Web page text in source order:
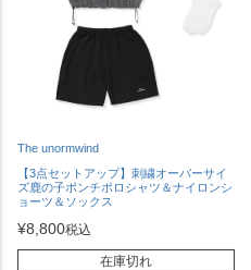
The unormwind
【3点セットアップ】刺繍オーバーサイ
ズ鹿の子ポンチポロシャツ＆ナイロンシ
ョーツ＆ソックス
¥8,800税込
在庫切れ